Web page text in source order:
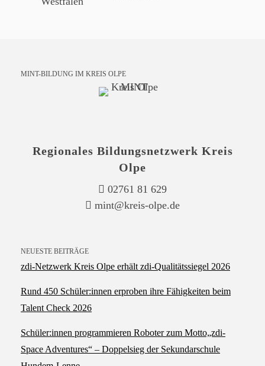
MINT-BILDUNG IM KREIS OLPE
Regionales Bildungsnetzwerk Kreis
Olpe
02761 81 629
mint@kreis-olpe.de
NEUESTE BEITRÄGE
zdi‑Netzwerk Kreis Olpe erhält zdi‑Qualitätssiegel 2026
Rund 450 Schüler:innen erproben ihre Fähigkeiten beim
Talent Check 2026
Schüler:innen programmieren Roboter zum Motto„zdi-
Space Adventures“ – Doppelsieg der Sekundarschule